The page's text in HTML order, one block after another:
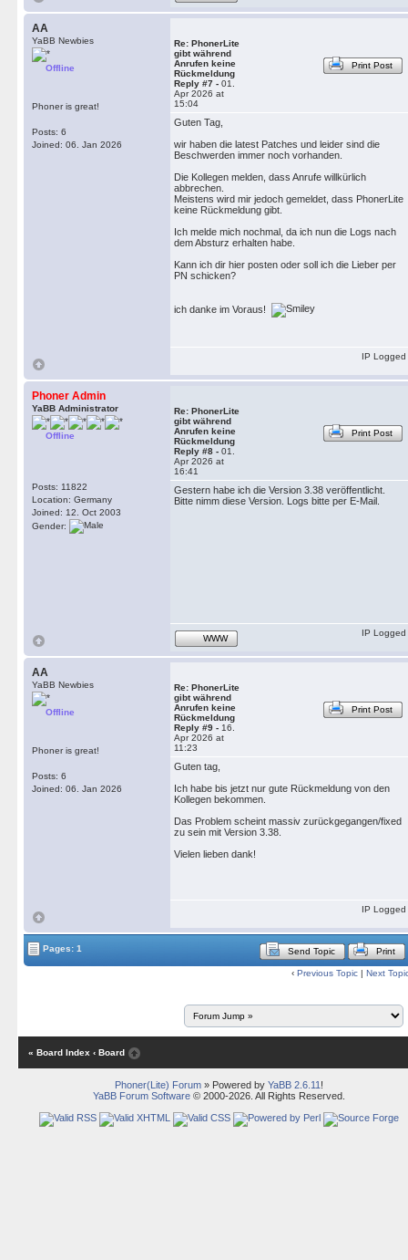
AA
YaBB Newbies
Offline
Phoner is great!
Posts: 6
Joined: 06. Jan 2026
Re: PhonerLite
gibt während
Anrufen keine
Rückmeldung
Reply #7 - 01.
Apr 2026 at
15:04
Print Post
Guten Tag,
wir haben die latest Patches und leider sind die
Beschwerden immer noch vorhanden.
Die Kollegen melden, dass Anrufe willkürlich
abbrechen.
Meistens wird mir jedoch gemeldet, dass PhonerLite
keine Rückmeldung gibt.
Ich melde mich nochmal, da ich nun die Logs nach
dem Absturz erhalten habe.
Kann ich dir hier posten oder soll ich die Lieber per
PN schicken?
ich danke im Voraus!
IP Logged
Phoner Admin
YaBB Administrator
Offline
Posts: 11822
Location: Germany
Joined: 12. Oct 2003
Gender:
Re: PhonerLite
gibt während
Anrufen keine
Rückmeldung
Reply #8 - 01.
Apr 2026 at
16:41
Print Post
Gestern habe ich die Version 3.38 veröffentlicht.
Bitte nimm diese Version. Logs bitte per E-Mail.
WWW
IP Logged
AA
YaBB Newbies
Offline
Phoner is great!
Posts: 6
Joined: 06. Jan 2026
Re: PhonerLite
gibt während
Anrufen keine
Rückmeldung
Reply #9 - 16.
Apr 2026 at
11:23
Print Post
Guten tag,
Ich habe bis jetzt nur gute Rückmeldung von den
Kollegen bekommen.
Das Problem scheint massiv zurückgegangen/fixed
zu sein mit Version 3.38.
Vielen lieben dank!
IP Logged
Pages: 1 Send Topic Print
‹ Previous Topic | Next
« Board Index ‹ Board
Phoner(Lite) Forum» Powered by YaBB 2.6.11 !
YaBB Forum Software© 2000-2026. All Rights Reserved.